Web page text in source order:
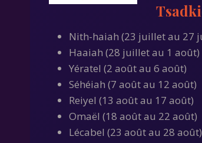
Nith-haiah (23 juillet au 27
Haaiah (28 juillet au 1 août)
Yératel (2 août au 6 août)
Séhéiah (7 août au 12 août)
Reiyel (13 août au 17 août)
Omaël (18 août au 22 août)
Lécabel (23 août au 28 août)